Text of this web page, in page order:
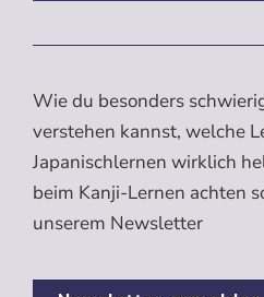
Wie du besonders
verstehen kannst, welche
Japanischlernen wirklich
beim Kanji-Lernen achten
unserem Newsletter